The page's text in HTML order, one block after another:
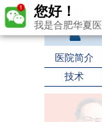
医院简介
技术
您好！
我是合肥华夏